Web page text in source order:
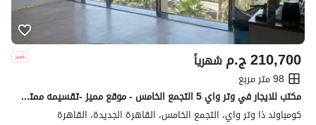
ج.م210,700 شهرياً
98 متر مربع
مكتب للايجار في وتر واي 5 التجمع الخامس - موقع مميز -تقسيمه ممتازه و مساحه 98 متر for rent in waterway 5 - new cairo
كومباوند ذا وتر واي، التجمع الخامس، القاهرة الجديدة، القاهرة